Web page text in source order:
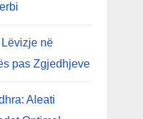
Lëvizje në
pas Zgjedhjeve
Aleati